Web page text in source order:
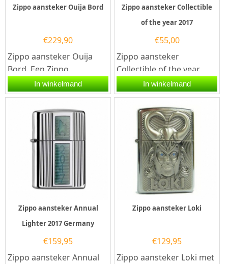
Zippo aansteker Ouija Bord
€229,90
Zippo aansteker Ouija
Bord. Een Zippo
aansteker is een
kwalitatief
goede aansteker met...
In winkelmand
Zippo aansteker Collectible
of the year 2017
€55,00
Zippo aansteker
Collectible of the year
2017. Zippo aansteker
met een hoogglans
zilveren afwerking...
In winkelmand
Zippo aansteker Annual
Lighter 2017 Germany
€159,95
Zippo aansteker Annual
Zippo aansteker Loki
€129,95
Zippo aansteker Loki met